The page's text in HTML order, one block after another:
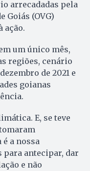
arrecadadas pela
Goiás (OVG)
ação.
um único mês,
regiões, cenário
de 2021 e
goianas
E, se teve
a nossa
para antecipar, dar
e não